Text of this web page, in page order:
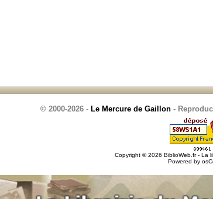
© 2000-2026 - Le Mercure de Gaillon -
Copyright © 2026 BiblioWeb.fr - La
Powered by